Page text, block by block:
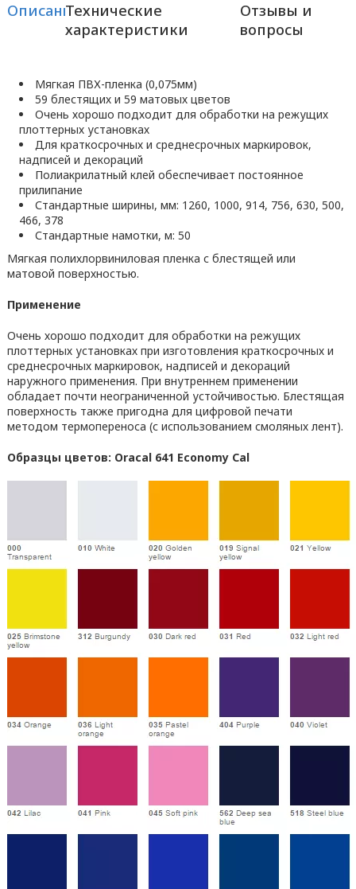
ОписаниеТехнические
характеристики
Отзывы и
вопросы
Мягкая ПВХ-пленка (0,075мм)
59 блестящих и 59 матовых цветов
Очень хорошо подходит для обработки на режущих
плоттерных установках
Для краткосрочных и среднесрочных маркировок,
надписей и декораций
Полиакрилатный клей обеспечивает постоянное
прилипание
Стандартные ширины, мм: 1260, 1000, 914, 756, 630, 500,
466, 378
Стандартные намотки, м: 50
Мягкая полихлорвиниловая пленка с блестящей или
матовой поверхностью.
Применение
Очень хорошо подходит для обработки на режущих
плоттерных установках при изготовления краткосрочных и
среднесрочных маркировок, надписей и декораций
наружного применения. При внутреннем применении
обладает почти неограниченной устойчивостью. Блестящая
поверхность также пригодна для цифровой печати
методом термопереноса (с использованием смоляных лент).
Образцы цветов: Oracal 641 Economy Cal